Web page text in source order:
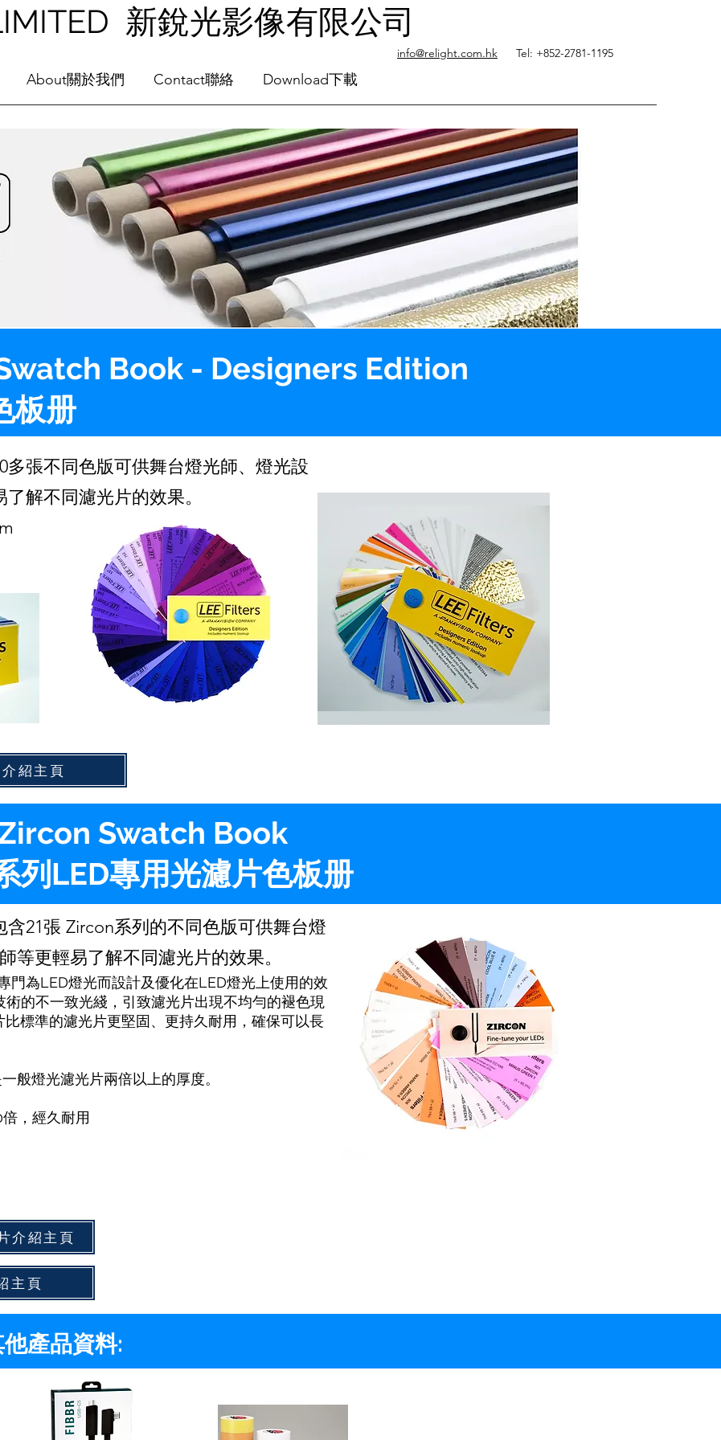
新銳光影像有限公司
info@relight.com.hk Tel: +852-2781-1195
About關於我們 Contact聯絡 Download下載
Book - Designers Edition
板册
多張不同色版可供舞台燈光師、燈光設
解不同濾光片的效果。
紹主頁
Swatch Book
列LED專用光濾片色板册
含21張 Zircon系列的不同色版可供舞台燈
等更輕易了解不同濾光片的效果。
門為LED燈光而設計及優化在LED燈光上使用的效
的不一致光綫，引致濾光片出現不均勻的褪色現
標準的濾光片更堅固、更持久耐用，確保可以長
般燈光濾光片兩倍以上的厚度。
，經久耐用
介紹主頁
主頁
產品資料: